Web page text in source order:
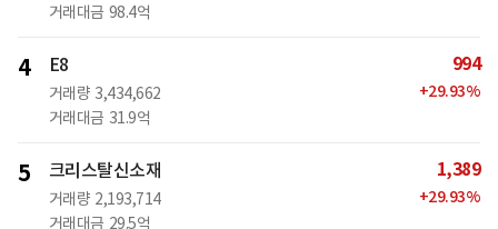
거래대금 98.4억
4 E8
거래량 3,434,662
거래대금 31.9억
994
+29.93%
5 크리스탈신소재
거래량 2,193,714
거래대금 29.5억
1,389
+29.93%